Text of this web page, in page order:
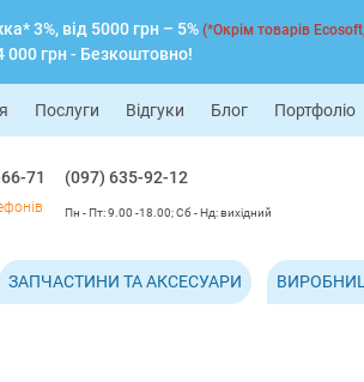
3%, від 5000 грн – 5% (*Окрім товарів
000 грн - Безкоштовно!
Послуги Відгуки Блог Портфоліо
71 (097) 635-92-12
Пн - Пт: 9.00 -18.00; Сб - Нд: вихідний
ЗАПЧАСТИНИ ТА АКСЕСУАРИ